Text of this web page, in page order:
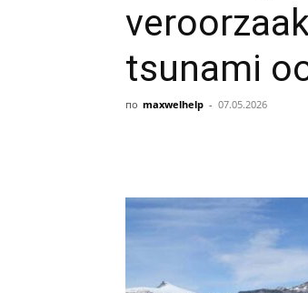
tsunami
по maxwelhelp - 07.05.2026